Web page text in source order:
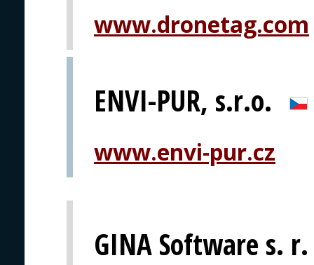
www.dronetag.com
ENVI-PUR, s.r.o.
www.envi-pur.cz
GINA Software s.